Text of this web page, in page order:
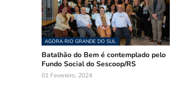
AGORA RIO GRANDE DO SUL
Batalhão do Bem é contemplado pelo
Fundo Social do Sescoop/RS
01 Fevereiro, 2024